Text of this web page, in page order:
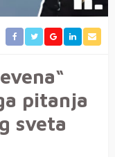
pitanja
sveta